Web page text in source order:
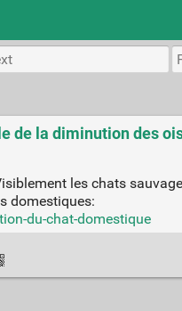
de la diminution des
les chats
domestiques:
du-chat-domestique